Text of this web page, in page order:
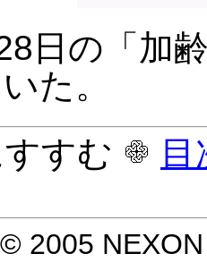
日の「加
た。
すむ
目
2005